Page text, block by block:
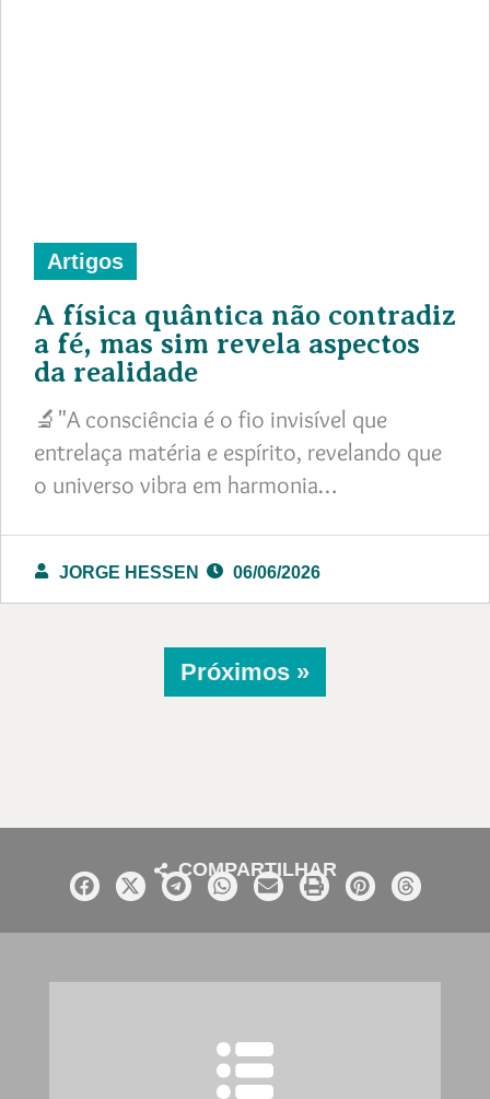
Artigos
A física quântica não contradiz
a fé, mas sim revela aspectos
da realidade
🔬"A consciência é o fio invisível que
entrelaça matéria e espírito, revelando que
o universo vibra em harmonia…
JORGE HESSEN 06/06/2026
Próximos »
COMPARTILHAR